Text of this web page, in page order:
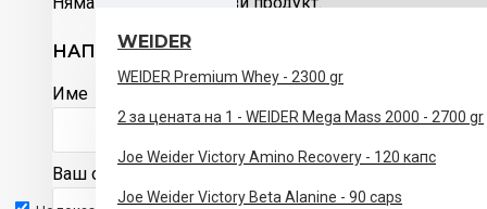
WEIDER
WEIDER Premium Whey - 2300 gr
2 за цената на 1 - WEIDER Mega Mass 2000 - 2700 gr
Joe Weider Victory Amino Recovery - 120 капс
Joe Weider Victory Beta Alanine - 90 caps
подпомага метаболизма на мазнините и е подходящ
намаляване на телесните мазнини и контрол на
Продуктът е подходящ както за активно спортуващи,
хранителен режим за редукция на мазнини.
Основни предимства
НАПИШЕТЕ ОТЗИВ
Име
Ваш отзив